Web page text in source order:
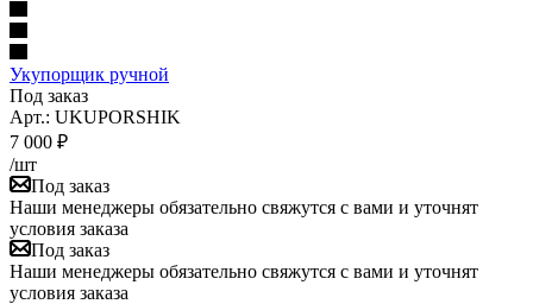
Укупорщик ручной
Под заказ
Арт.: UKUPORSHIK
7 000 ₽
/шт
Под заказ
Наши менеджеры обязательно свяжутся с вами и уточнят
условия заказа
Под заказ
Наши менеджеры обязательно свяжутся с вами и уточнят
условия заказа